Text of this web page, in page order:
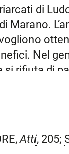
di
Marano.
Nel
rifiuta di
in
1377 G.,
Atti, 205;